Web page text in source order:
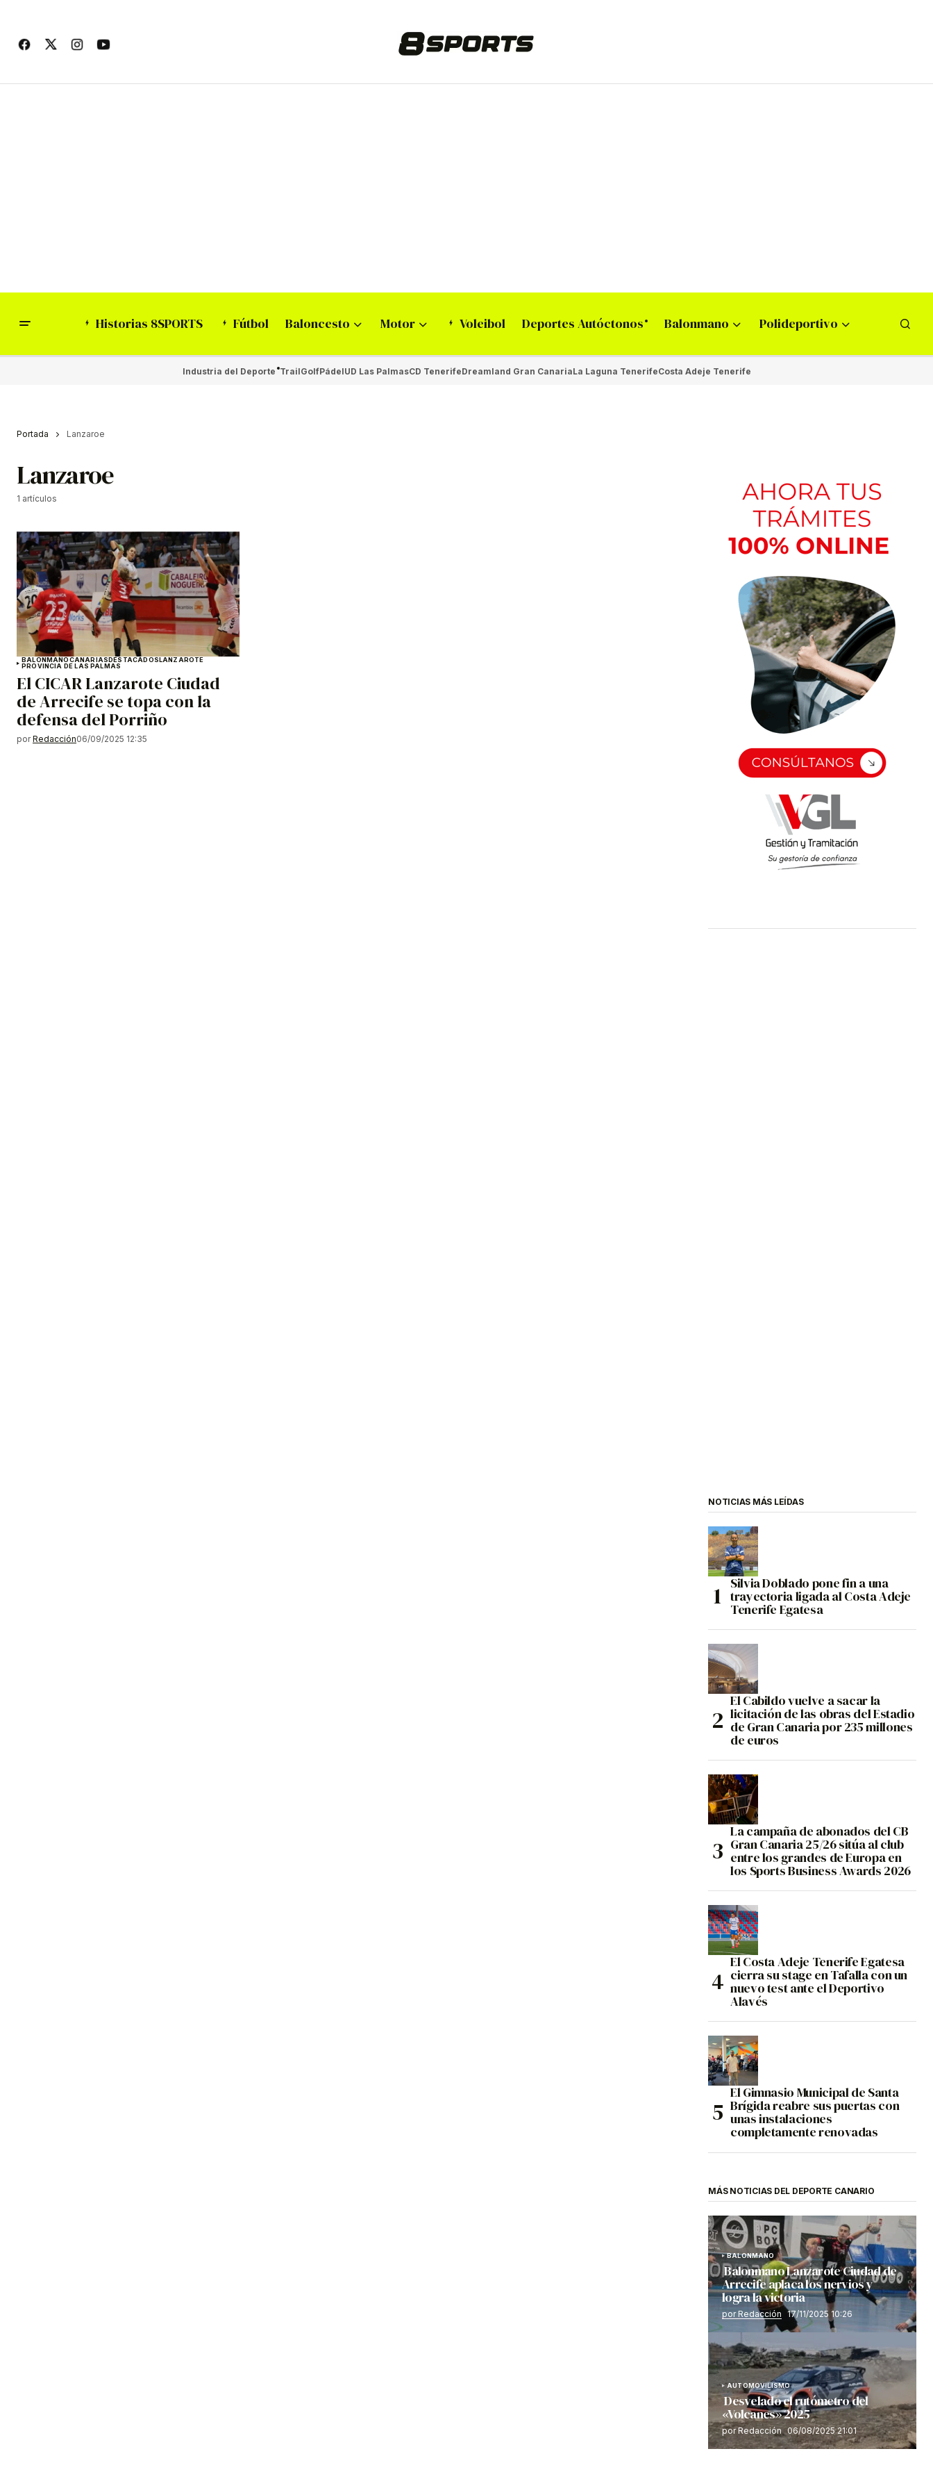
Historias 8SPORTS Fútbol Baloncesto Motor Voleibol Deportes Autóctonos Balonmano Polideportivo
Industria del Deporte TrailGolfPádelUD Las PalmasCD TenerifeDreamland Gran CanariaLa Laguna TenerifeCosta Adeje Tenerife
Portada Lanzaroe
Lanzaroe
1 artículos
BALONMANOCANARIASDESTACADOSLANZAROTE
PROVINCIA DE LAS PALMAS
El CICAR Lanzarote Ciudad
de Arrecife se topa con la
defensa del Porriño
por Redacción06/09/2025 12:35
NOTICIAS MÁS LEÍDAS
Silvia Doblado pone fin a una
trayectoria ligada al Costa Adeje
Tenerife Egatesa
El Cabildo vuelve a sacar la
licitación de las obras del Estadio
de Gran Canaria por 235 millones
de euros
La campaña de abonados del CB
Gran Canaria 25/26 sitúa al club
entre los grandes de Europa en
los Sports Business Awards 2026
El Costa Adeje Tenerife Egatesa
cierra su stage en Tafalla con un
nuevo test ante el Deportivo
Alavés
El Gimnasio Municipal de Santa
Brígida reabre sus puertas con
unas instalaciones
completamente renovadas
MÁS NOTICIAS DEL DEPORTE CANARIO
BALONMANO
Balonmano Lanzarote Ciudad de
Arrecife aplaca los nervios y
logra la victoria
por Redacción 17/11/2025 10:26
AUTOMOVILISMO
Desvelado el rutómetro del
«Volcanes» 2025
por Redacción 06/08/2025 21:01